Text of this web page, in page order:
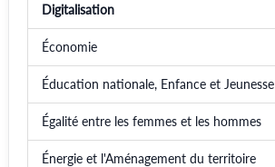
Digitalisation
Économie
Éducation nationale, Enfance et Jeunesse
Égalité entre les femmes et les hommes
Énergie et l'Aménagement du territoire